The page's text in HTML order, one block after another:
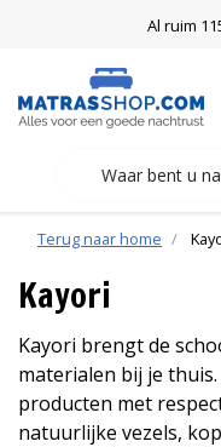
Al ruim
Terug naar home
Kayori
Kayori brengt de
materialen bij je
producten met
natuurlijke vezels,